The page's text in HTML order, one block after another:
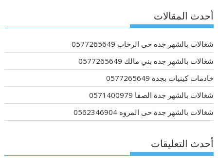
أحدث المقالات
شغالات بالشهر جده حى الرحاب 0577265649
شغالات بالشهر جده بني مالك 0577265649
خادمات كينيات بجدة 0577265649
شغالات بالشهر جدة الصفا 0571400979
شغالات بالشهر جدة حى المروه 0562346904
أحدث التعليقات